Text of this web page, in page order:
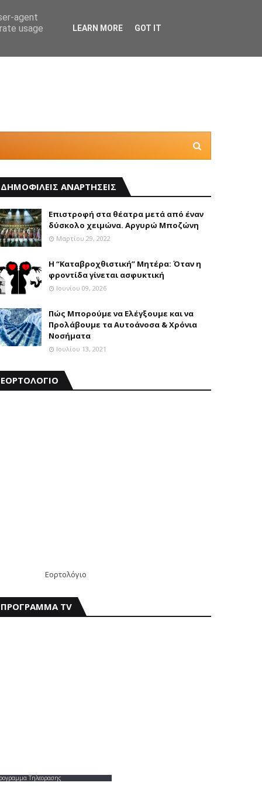
ΔΗΜΟΦΙΛΕΙΣ ΑΝΑΡΤΗΣΕΙΣ
Επιστροφή στα θέατρα μετά από έναν
δύσκολο χειμώνα. Αργυρώ Μποζώνη
Μαρτίου 29, 2022
Η “Καταβροχθιστική” Mητέρα: Όταν η
φροντίδα γίνεται ασφυκτική
Ιουνίου 09, 2026
Πώς Μπορούμε να Ελέγξουμε και να
Προλάβουμε τα Αυτοάνοσα & Χρόνια
Νοσήματα
Ιουλίου 13, 2021
ΕΟΡΤΟΛΟΓΙΟ
Εορτολόγιο
ΠΡΟΓΡΑΜΜΑ TV
Τηλεορασης
agent
usage
LEARN MORE GOT IT